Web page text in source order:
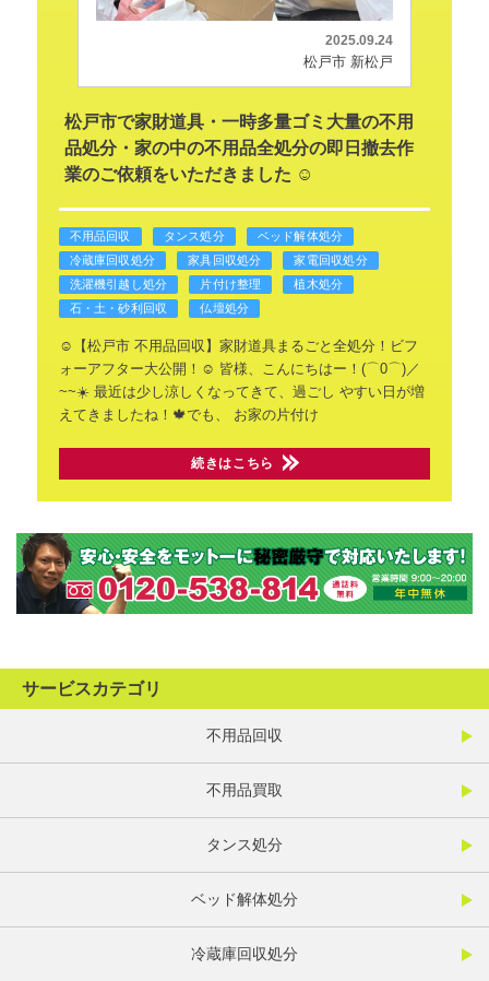
2025.09.24
松戸市 新松戸
松戸市で家財道具・一時多量ゴミ大量の不用
品処分・家の中の不用品全処分の即日撤去作
業のご依頼をいただきました ☺️
不用品回収 タンス処分
ベッド解体処分
冷蔵庫回収処分
家具回収処分
家電回収処分
洗濯機引越し処分
片付け整理
植木処分
石・土・砂利回収
仏壇処分
☺️【松戸市 不用品回収】家財道具まるごと全処分！ビフ
ォーアフター大公開！☺️ 皆様、こんにちはー！(⌒0⌒)／
~~☀️最近は少し涼しくなってきて、過ごし やすい日が増
えてきましたね！🍁でも、
お家の片付け
続きはこちら
サービスカテゴリ
不用品回収
不用品買取
タンス処分
ベッド解体処分
冷蔵庫回収処分